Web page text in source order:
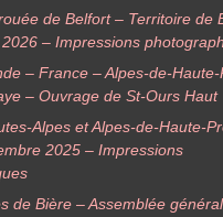
de Belfort – Territoire de
– Impressions
– France – Alpes-de-
– Ouvrage de St-Ours Haut
Alpes et Alpes-de-Haute-
2025 – Impressions
de Bière – Assemblée